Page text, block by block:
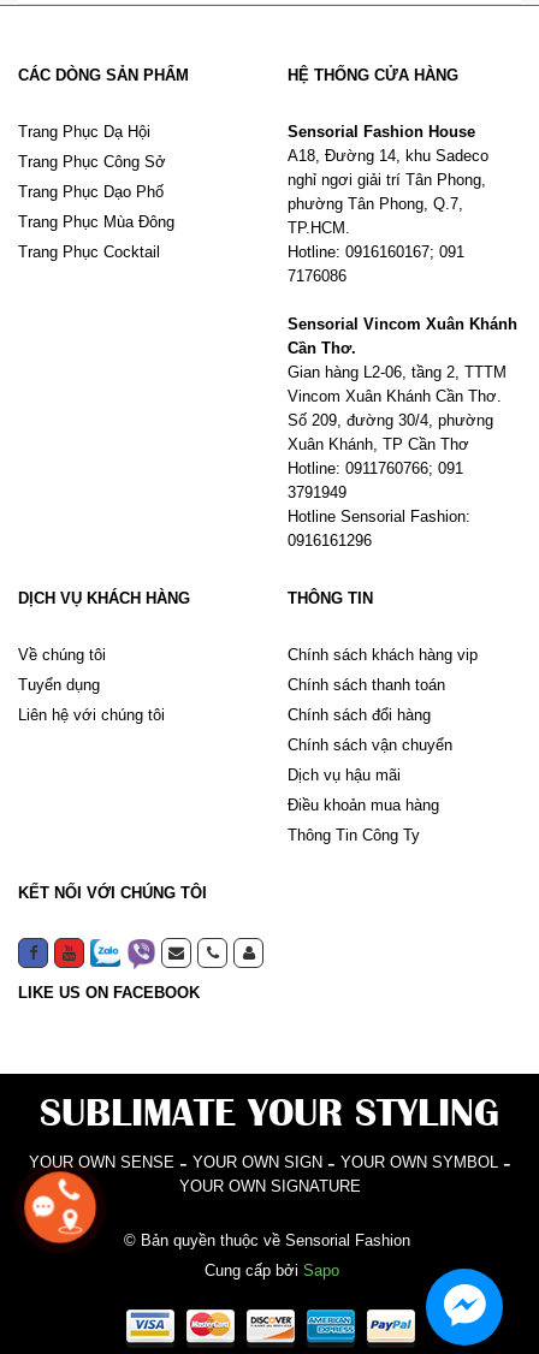
CÁC DÒNG SẢN PHẨM
Trang Phục Dạ Hội
Trang Phục Công Sở
Trang Phục Dạo Phố
Trang Phục Mùa Đông
Trang Phục Cocktail
HỆ THỐNG CỬA HÀNG
Sensorial Fashion House
A18, Đường 14, khu Sadeco
nghỉ ngơi giải trí Tân Phong,
phường Tân Phong, Q.7,
TP.HCM.
Hotline: 0916160167; 091
7176086
Sensorial Vincom Xuân Khánh
Cần Thơ.
Gian hàng L2-06, tầng 2, TTTM
Vincom Xuân Khánh Cần Thơ.
Số 209, đường 30/4, phường
Xuân Khánh, TP Cần Thơ
Hotline: 0911760766; 091
3791949
Hotline Sensorial Fashion:
0916161296
DỊCH VỤ KHÁCH HÀNG
Về chúng tôi
Tuyển dụng
Liên hệ với chúng tôi
THÔNG TIN
Chính sách khách hàng vip
Chính sách thanh toán
Chính sách đổi hàng
Chính sách vận chuyển
Dịch vụ hậu mãi
Điều khoản mua hàng
Thông Tin Công Ty
KẾT NỐI VỚI CHÚNG TÔI
LIKE US ON FACEBOOK
SUBLIMATE YOUR STYLING
YOUR OWN SENSE - YOUR OWN SIGN - YOUR OWN SYMBOL -
YOUR OWN SIGNATURE
© Bản quyền thuộc về Sensorial Fashion
Cung cấp bởi Sapo